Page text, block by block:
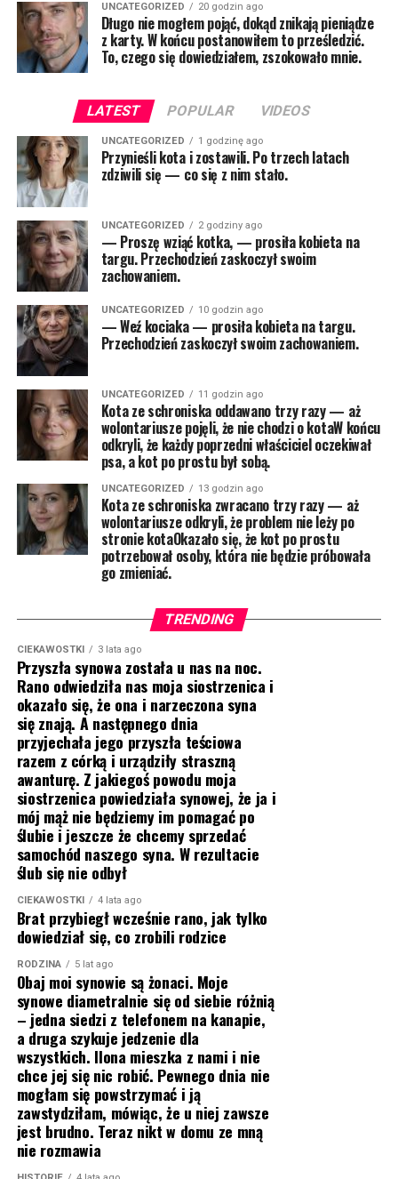
UNCATEGORIZED 20 godzin ago
Długo nie mogłem pojąć, dokąd znikają pieniądze
z karty. W końcu postanowiłem to prześledzić.
To, czego się dowiedziałem, zszokowało mnie.
LATEST POPULAR VIDEOS
UNCATEGORIZED 1 godzinę ago
Przynieśli kota i zostawili. Po trzech latach
zdziwili się — co się z nim stało.
UNCATEGORIZED 2 godziny ago
— Proszę wziąć kotka, — prosiła kobieta na
targu. Przechodzień zaskoczył swoim
zachowaniem.
UNCATEGORIZED 10 godzin ago
— Weź kociaka — prosiła kobieta na targu.
Przechodzień zaskoczył swoim zachowaniem.
UNCATEGORIZED 11 godzin ago
Kota ze schroniska oddawano trzy razy — aż
wolontariusze pojęli, że nie chodzi o kotaW końcu
odkryli, że każdy poprzedni właściciel oczekiwał
psa, a kot po prostu był sobą.
UNCATEGORIZED 13 godzin ago
Kota ze schroniska zwracano trzy razy — aż
wolontariusze odkryli, że problem nie leży po
stronie kotaOkazało się, że kot po prostu
potrzebował osoby, która nie będzie próbowała
go zmieniać.
TRENDING
CIEKAWOSTKI 3 lata ago
Przyszła synowa została u nas na noc.
Rano odwiedziła nas moja siostrzenica i
okazało się, że ona i narzeczona syna
się znają. A następnego dnia
przyjechała jego przyszła teściowa
razem z córką i urządziły straszną
awanturę. Z jakiegoś powodu moja
siostrzenica powiedziała synowej, że ja i
mój mąż nie będziemy im pomagać po
ślubie i jeszcze że chcemy sprzedać
samochód naszego syna. W rezultacie
ślub się nie odbył
CIEKAWOSTKI 4 lata ago
Brat przybiegł wcześnie rano, jak tylko
dowiedział się, co zrobili rodzice
RODZINA 5 lat ago
Obaj moi synowie są żonaci. Moje
synowe diametralnie się od siebie różnią
– jedna siedzi z telefonem na kanapie,
a druga szykuje jedzenie dla
wszystkich. Ilona mieszka z nami i nie
chce jej się nic robić. Pewnego dnia nie
mogłam się powstrzymać i ją
zawstydziłam, mówiąc, że u niej zawsze
jest brudno. Teraz nikt w domu ze mną
nie rozmawia